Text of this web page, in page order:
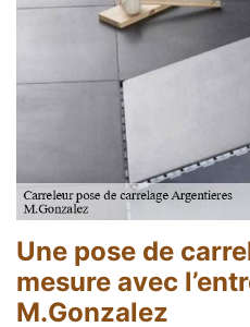
Une pose de
mesure avec
M.Gonzalez